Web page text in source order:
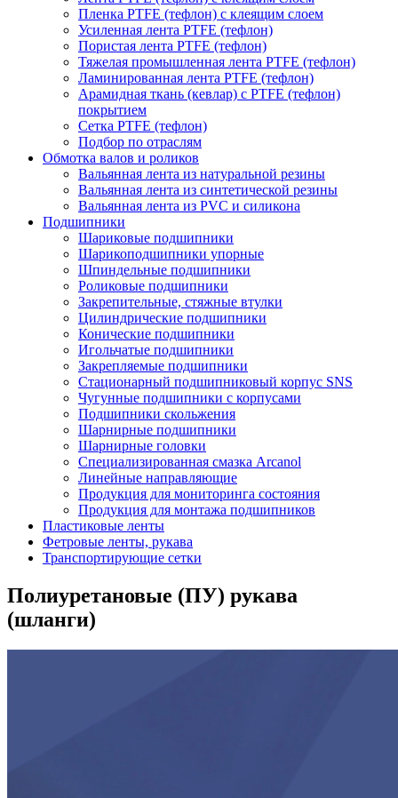
Пленка PTFE (тефлон) с клеящим слоем
Усиленная лента PTFE (тефлон)
Пористая лента PTFE (тефлон)
Тяжелая промышленная лента PTFE (тефлон)
Ламинированная лента PTFE (тефлон)
Арамидная ткань (кевлар) с PTFE (тефлон)
покрытием
Сетка PTFE (тефлон)
Подбор по отраслям
Обмотка валов и роликов
Вальянная лента из натуральной резины
Вальянная лента из синтетической резины
Вальянная лента из PVC и силикона
Подшипники
Шариковые подшипники
Шарикоподшипники упорные
Шпиндельные подшипники
Роликовые подшипники
Закрепительные, стяжные втулки
Цилиндрические подшипники
Конические подшипники
Игольчатые подшипники
Закрепляемые подшипники
Стационарный подшипниковый корпус SNS
Чугунные подшипники с корпусами
Подшипники скольжения
Шарнирные подшипники
Шарнирные головки
Специализированная смазка Arcanol
Линейные направляющие
Продукция для мониторинга состояния
Продукция для монтажа подшипников
Пластиковые ленты
Фетровые ленты, рукава
Транспортирующие сетки
Полиуретановые (ПУ) рукава
(шланги)